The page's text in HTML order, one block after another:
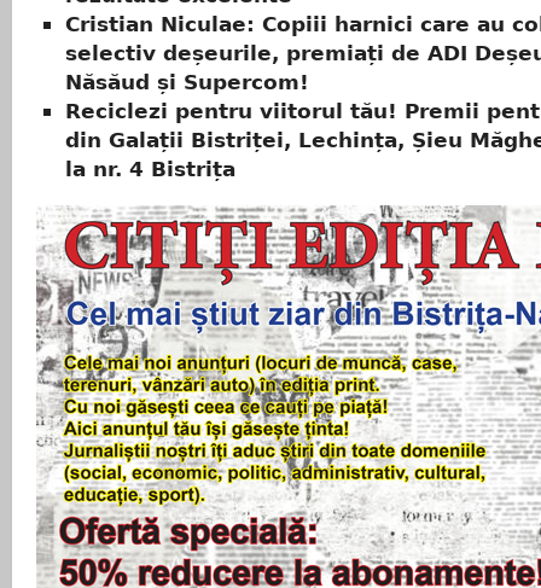
Cristian Niculae: Copiii harnici care au
selectiv deșeurile, premiați de ADI
Năsăud și Supercom!
Reciclezi pentru viitorul tău! Premii
din Galații Bistriței, Lechința, Șieu
la nr. 4 Bistrița